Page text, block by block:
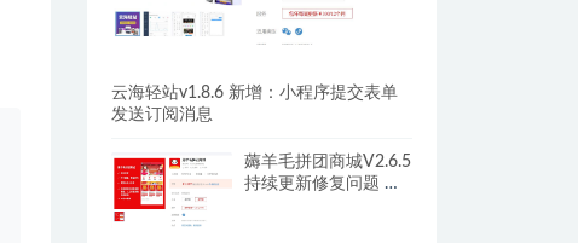
云海轻站v1.8.6 新增：小程序提交表单
发送订阅消息
薅羊毛拼团商城V2.6.5
持续更新修复问题 无